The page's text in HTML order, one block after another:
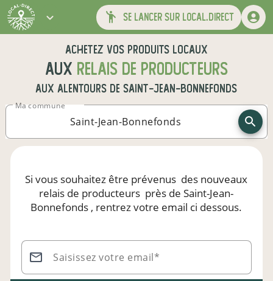
se lancer sur local.direct
Achetez vos produits locaux
aux relais de producteurs
aux alentours deSaint-Jean-Bonnefonds
Ma commune
Si vous souhaitez être prévenus des nouveaux
relais de producteurs près de Saint-Jean-
Bonnefonds , rentrez votre email ci dessous.
Saisissez votre email*